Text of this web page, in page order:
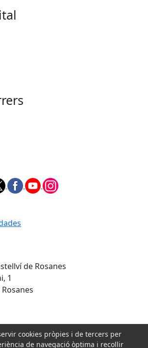
de Rosanes
1
de:
cookies pròpies i de tercers per
de navegació òptima i recollir